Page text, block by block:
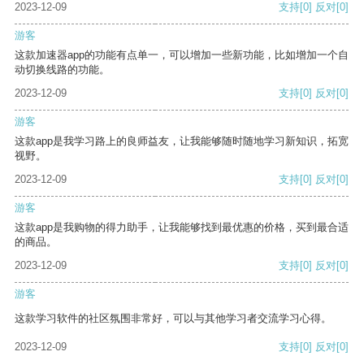
2023-12-09
支持[0] 反对[0]
游客
这款加速器app的功能有点单一，可以增加一些新功能，比如增加一个自
动切换线路的功能。
2023-12-09
支持[0] 反对[0]
游客
这款app是我学习路上的良师益友，让我能够随时随地学习新知识，拓宽
视野。
2023-12-09
支持[0] 反对[0]
游客
这款app是我购物的得力助手，让我能够找到最优惠的价格，买到最合适
的商品。
2023-12-09
支持[0] 反对[0]
游客
这款学习软件的社区氛围非常好，可以与其他学习者交流学习心得。
2023-12-09 支持[0] 反对[0]